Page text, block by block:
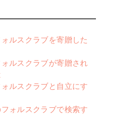
ルスクラブを寄贈した
ルスクラブが寄贈され
ルスクラブと自立にす
ォルスクラブで検索す